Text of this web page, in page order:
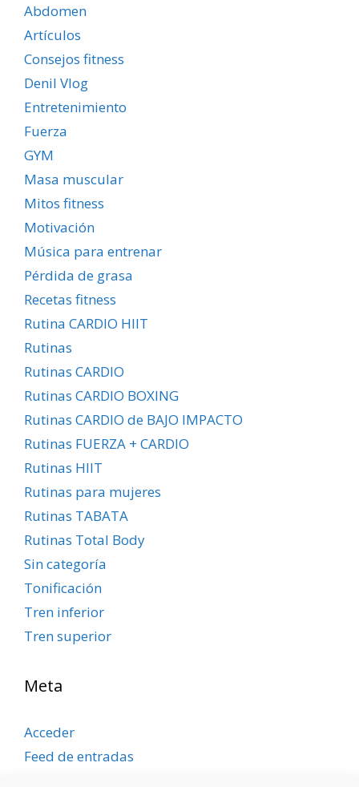
Abdomen
Artículos
Consejos fitness
Denil Vlog
Entretenimiento
Fuerza
GYM
Masa muscular
Mitos fitness
Motivación
Música para entrenar
Pérdida de grasa
Recetas fitness
Rutina CARDIO HIIT
Rutinas
Rutinas CARDIO
Rutinas CARDIO BOXING
Rutinas CARDIO de BAJO IMPACTO
Rutinas FUERZA + CARDIO
Rutinas HIIT
Rutinas para mujeres
Rutinas TABATA
Rutinas Total Body
Sin categoría
Tonificación
Tren inferior
Tren superior
Meta
Acceder
Feed de entradas